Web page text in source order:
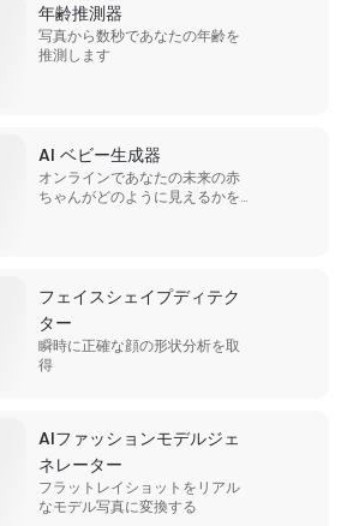
年齢推測器
写真から数秒であなたの年齢を
推測します
AI ベビー生成器
オンラインであなたの未来の赤
ちゃんがどのように見えるかを
フェイスシェイプディテク
ター
瞬時に正確な顔の形状分析を取
得
AIファッションモデルジェ
ネレーター
フラットレイショットをリアル
なモデル写真に変換する